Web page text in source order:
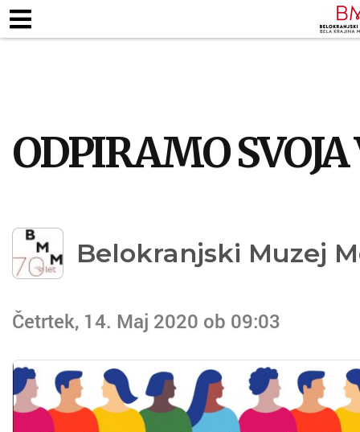
ODPIRAMO
Belokranjski Muzej
Četrtek, 14. Maj 2020 ob 09:03